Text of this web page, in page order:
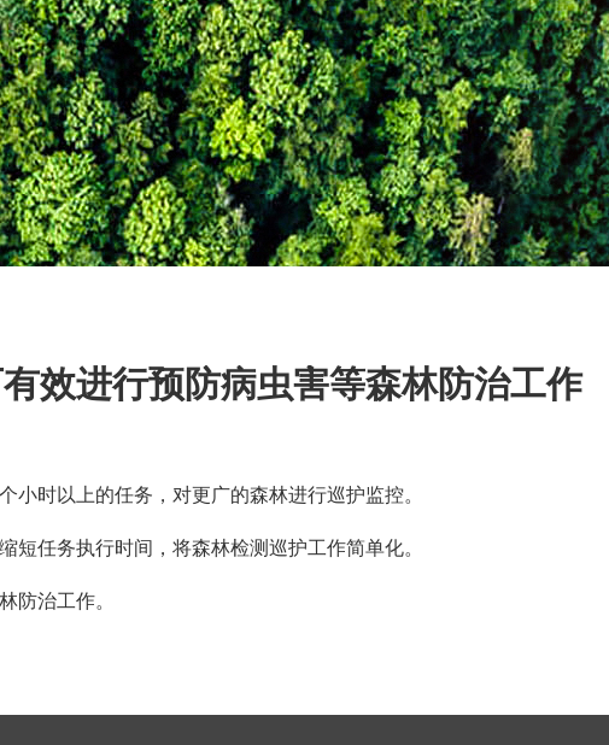
效进行预防病虫害等森林防治工作
小时以上的任务，对更广的森林进行巡护监控。
短任务执行时间，将森林检测巡护工作简单化。
防治工作。